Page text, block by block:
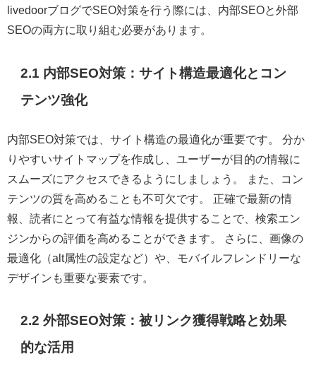
livedoorブログでSEO対策を行う際には、内部SEOと外部
SEOの両方に取り組む必要があります。
2.1 内部SEO対策：サイト構造最適化とコン
テンツ強化
内部SEO対策では、サイト構造の最適化が重要です。 分か
りやすいサイトマップを作成し、ユーザーが目的の情報に
スムーズにアクセスできるようにしましょう。 また、コン
テンツの質を高めることも不可欠です。 正確で最新の情
報、読者にとって有益な情報を提供することで、検索エン
ジンからの評価を高めることができます。 さらに、画像の
最適化（alt属性の設定など）や、モバイルフレンドリーな
デザインも重要な要素です。
2.2 外部SEO対策：被リンク獲得戦略と効果
的な活用